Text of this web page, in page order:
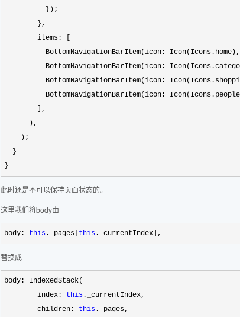
          });
        },
        items: [
BottomNavigationBarItem(icon:
BottomNavigationBarItem(icon:
BottomNavigationBarItem(icon:
BottomNavigationBarItem(icon:
        ],
      ),
    );
  }
}
此时还是不可以保持页面状态的。
这里我们将body由
body: this ._pages[ this ._currentIndex],
替换成
body: IndexedStack(
        index:
this ._currentIndex,
        children:
this ._pages,